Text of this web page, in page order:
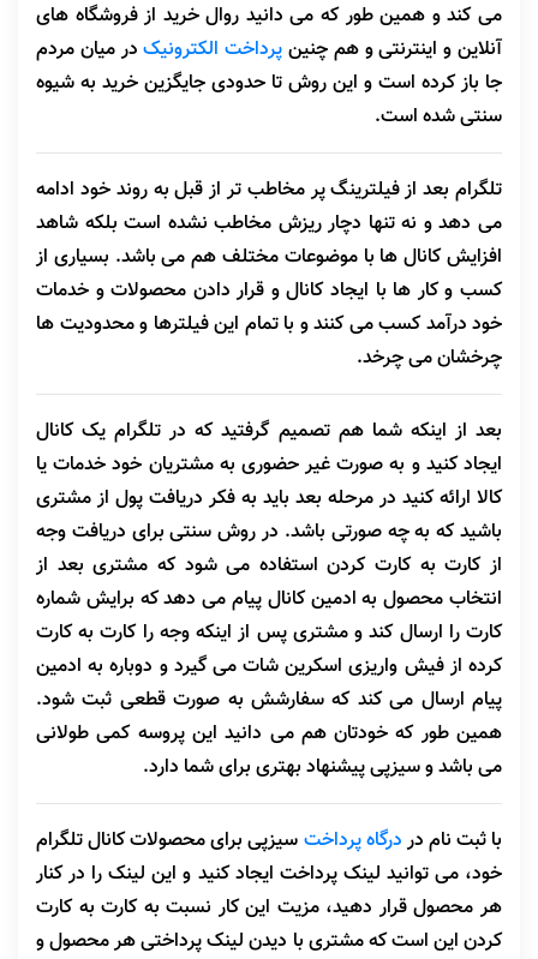
می کندو همین طور که می دانید روال خرید از فروشگاه های
آنلاین و اینترنتی و هم چنین پرداخت الکترونیکدر میان مردم
جا باز کرده است و این روش تا حدودی جایگزین خرید به شیوه
سنتی شده است.
تلگرام بعد از فیلترینگ پر مخاطب تر از قبل به روند خود ادامه
می دهد و نه تنها دچار ریزش مخاطب نشده است بلکه شاهد
افزایش کانال ها با موضوعات مختلف هم می باشد. بسیاری از
کسب و کار ها با ایجاد کانال و قرار دادن محصولات و خدمات
خود درآمد کسب می کنند و با تمام این فیلترها و محدودیت ها
چرخشان می چرخد.
بعد از اینکه شما هم تصمیم گرفتید که در تلگرام یک کانال
ایجاد کنید و به صورت غیر حضوری به مشتریان خود خدمات یا
کالا ارائه کنید در مرحله بعد باید به فکر دریافت پول از مشتری
باشید که به چه صورتی باشد. در روش سنتی برای دریافت وجه
از کارت به کارت کردن استفاده می شود که مشتری بعد از
انتخاب محصول به ادمین کانال پیام می دهد که برایش شماره
کارت را ارسال کند و مشتری پس از اینکه وجه را کارت به کارت
کرده از فیش واریزی اسکرین شات می گیرد و دوباره به ادمین
پیام ارسال می کند که سفارشش به صورت قطعی ثبت شود.
همین طور که خودتان هم می دانید این پروسه کمی طولانی
می باشد و سیزپی پیشنهاد بهتری برای شما دارد.
با ثبت نام دردرگاه پرداخت سیزپی برای محصولات کانال تلگرام
خود، می توانید لینک پرداخت ایجاد کنید و این لینک را در کنار
هر محصول قرار دهید، مزیت این کار نسبت به کارت به کارت
کردن این است که مشتری با دیدن لینک پرداختی هر محصول و